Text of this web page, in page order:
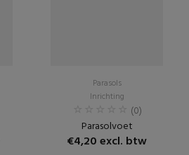
Parasols
Inrichting
(0)
Parasolvoet
€4,20 excl. btw